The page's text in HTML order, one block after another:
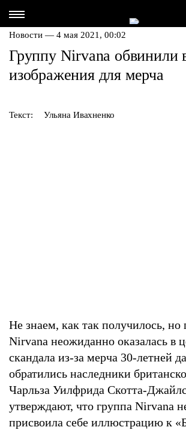
Новости — 4 мая 2021, 00:02
Группу Nirvana обвинили
изображения для мерча
Текст: Ульяна Ивахненко
Не знаем, как так получилось, но
Nirvana неожиданно оказалась в
скандала из-за мерча 30-летней
обратились наследники
Чарльза Уилфрида Скотта-
утверждают, что группа Nirvana
присвоила себе иллюстрацию к